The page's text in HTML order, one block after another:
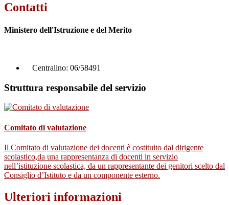
Contatti
Ministero dell'Istruzione e del Merito
Centralino: 06/58491
Struttura responsabile del servizio
Comitato di valutazione
Il Comitato di valutazione dei docenti è costituito dal dirigente
scolastico,da una rappresentanza di docenti in servizio
nell’istituzione scolastica, da un rappresentante dei genitori scelto dal
Consiglio d’Istituto e da un componente esterno.
Ulteriori informazioni